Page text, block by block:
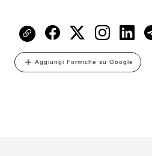
Aggiungi Formiche su Google